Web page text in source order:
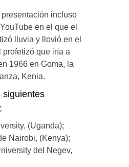
presentación incluso
en el que el
lluvia y llovió en el
profetizó que iría a
1966 en Goma, la
Kenia.
siguientes
(Uganda);
Nairobi, (Kenya);
del Negev,